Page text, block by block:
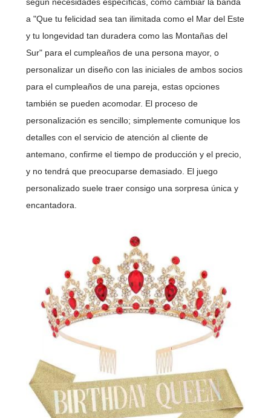
a "Que tu felicidad sea tan ilimitada como el Mar del Este
y tu longevidad tan duradera como las Montañas del
Sur" para el cumpleaños de una persona mayor, o
personalizar un diseño con las iniciales de ambos socios
para el cumpleaños de una pareja, estas opciones
también se pueden acomodar. El proceso de
personalización es sencillo; simplemente comunique los
detalles con el servicio de atención al cliente de
antemano, confirme el tiempo de producción y el precio,
y no tendrá que preocuparse demasiado. El juego
personalizado suele traer consigo una sorpresa única y
encantadora.